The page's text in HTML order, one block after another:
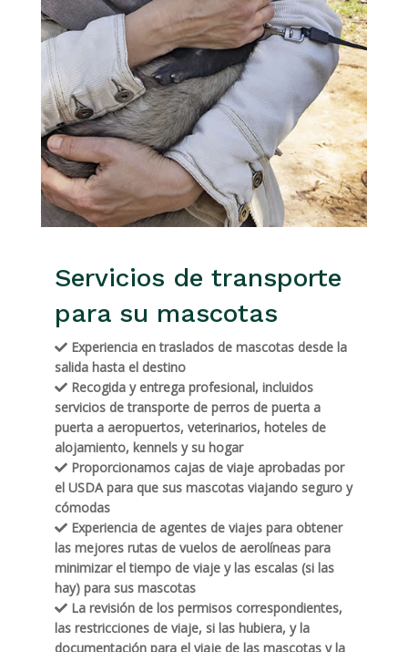
Servicios de transporte
para su mascotas
Experiencia en traslados de mascotas desde la
salida hasta el destino
Recogida y entrega profesional, incluidos
servicios de transporte de perros de puerta a
puerta a aeropuertos, veterinarios, hoteles de
alojamiento, kennels y su hogar
Proporcionamos cajas de viaje aprobadas por
el USDA para que sus mascotas viajando seguro y
cómodas
Experiencia de agentes de viajes para obtener
las mejores rutas de vuelos de aerolíneas para
minimizar el tiempo de viaje y las escalas (si las
hay) para sus mascotas
La revisión de los permisos correspondientes,
las restricciones de viaje, si las hubiera, y la
documentación para el viaje de las mascotas y la